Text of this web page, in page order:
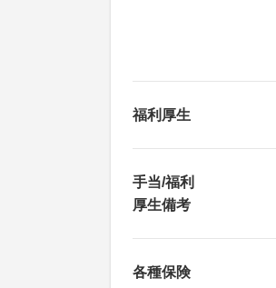
福利厚生
手当/福利
厚生備考
各種保険